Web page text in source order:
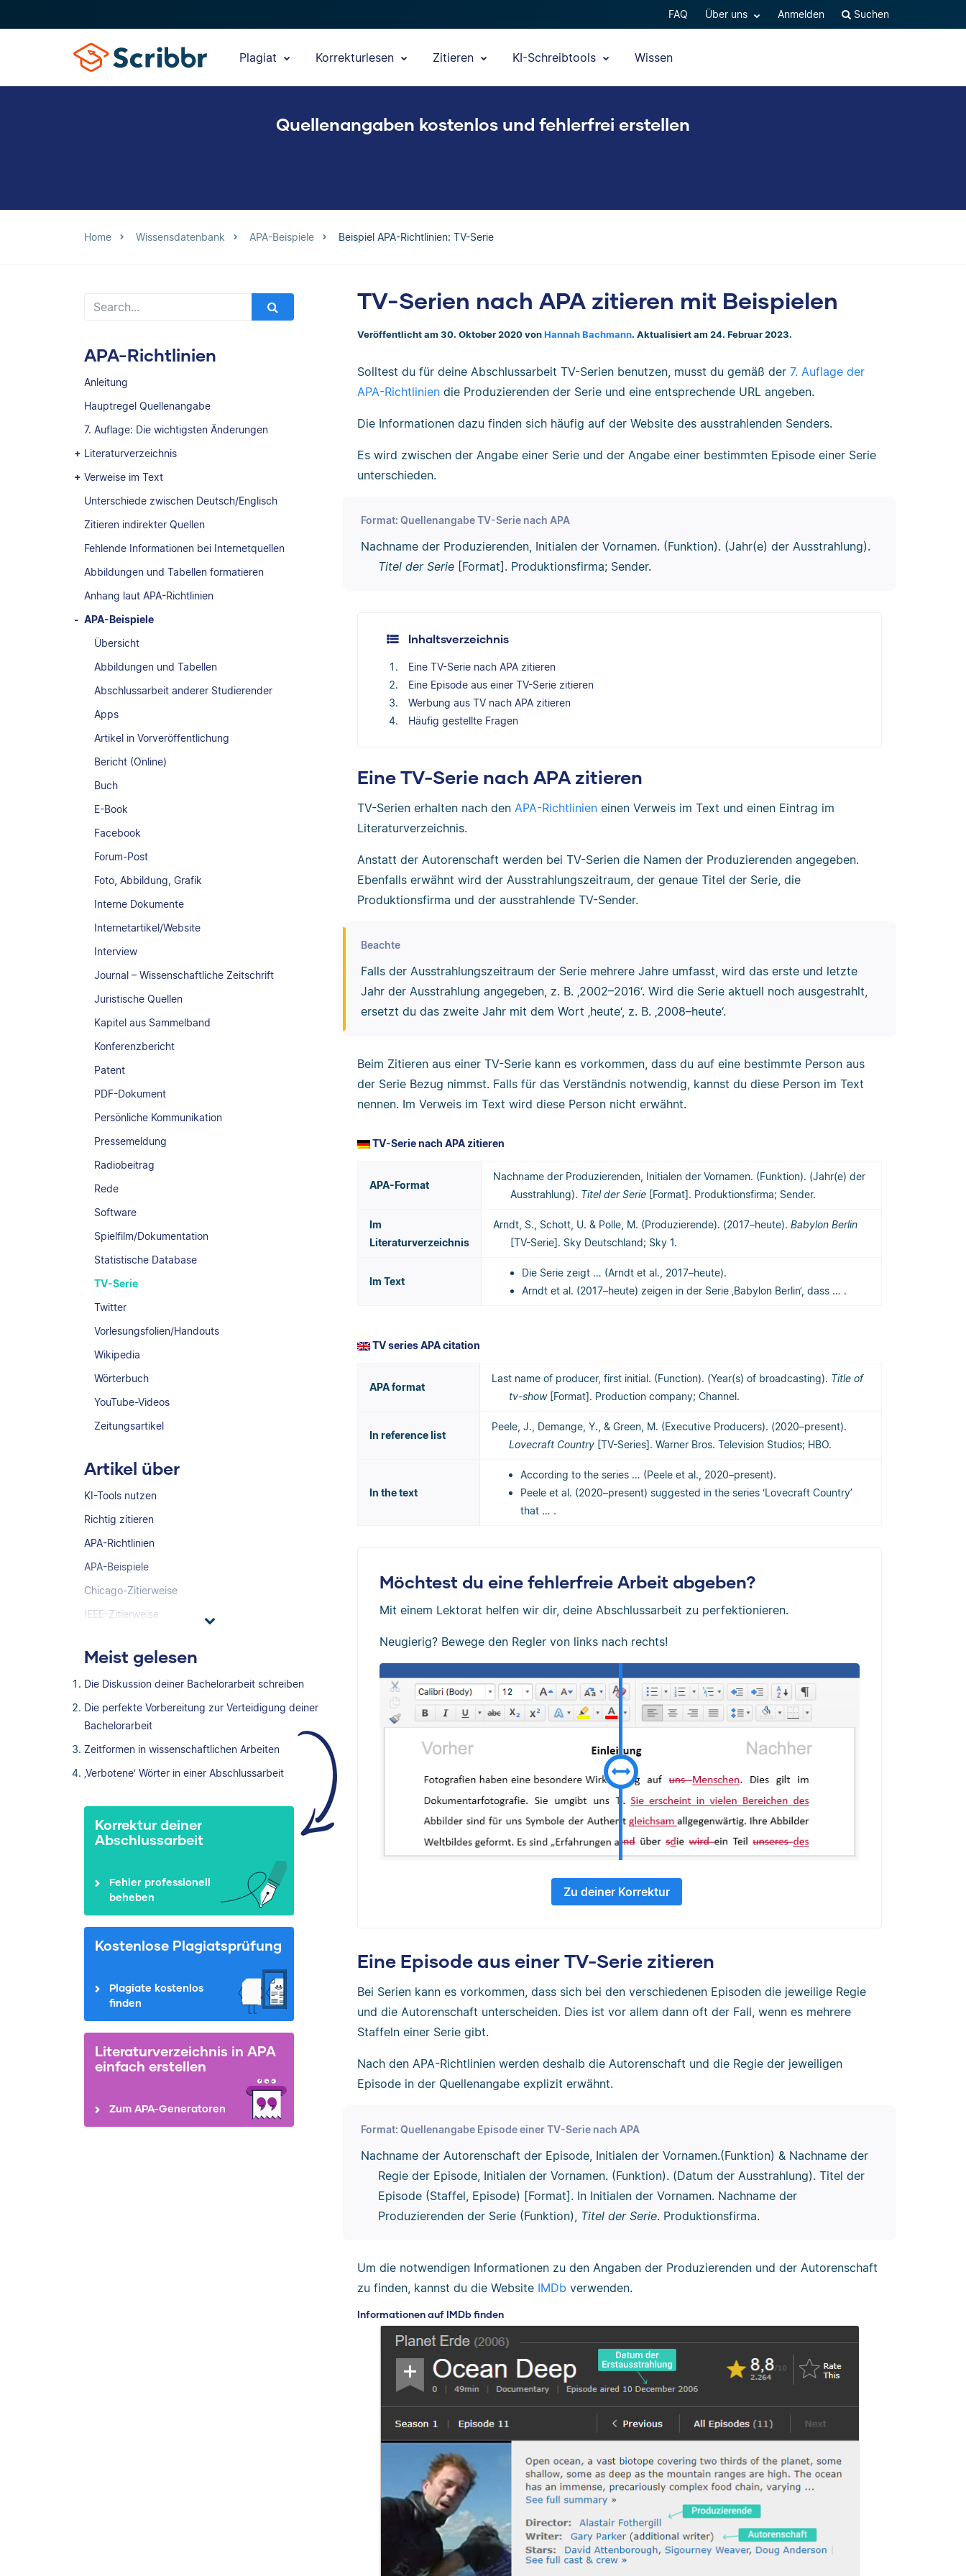
FAQ Über uns Anmelden Suchen
Plagiat Korrekturlesen Zitieren KI-Schreibtools Wissen
Quellenangaben kostenlos und fehlerfrei erstellen
Home Wissensdatenbank APA-Beispiele Beispiel APA-Richtlinien: TV-Serie
APA-Richtlinien
Anleitung
Hauptregel Quellenangabe
7. Auflage: Die wichtigsten Änderungen
Literaturverzeichnis
Verweise im Text
Unterschiede zwischen Deutsch/Englisch
Zitieren indirekter Quellen
Fehlende Informationen bei Internetquellen
Abbildungen und Tabellen formatieren
Anhang laut APA-Richtlinien
APA-Beispiele
Übersicht
Abbildungen und Tabellen
Abschlussarbeit anderer Studierender
Apps
Artikel in Vorveröffentlichung
Bericht (Online)
Buch
E-Book
Facebook
Forum-Post
Foto, Abbildung, Grafik
Interne Dokumente
Internetartikel/Website
Interview
Journal – Wissenschaftliche Zeitschrift
Juristische Quellen
Kapitel aus Sammelband
Konferenzbericht
Patent
PDF-Dokument
Persönliche Kommunikation
Pressemeldung
Radiobeitrag
Rede
Software
Spielfilm/Dokumentation
Statistische Database
TV-Serie
Twitter
Vorlesungsfolien/Handouts
Wikipedia
Wörterbuch
YouTube-Videos
Zeitungsartikel
Artikel über
KI-Tools nutzen
Richtig zitieren
APA-Richtlinien
APA-Beispiele
Chicago-Zitierweise
IEEE-Zitierweise
Meist gelesen
Die Diskussion deiner Bachelorarbeit schreiben
Die perfekte Vorbereitung zur Verteidigung deiner
Bachelorarbeit
Zeitformen in wissenschaftlichen Arbeiten
‚Verbotene‘ Wörter in einer Abschlussarbeit
Korrektur deiner
Abschlussarbeit
Fehler professionell
beheben
Kostenlose Plagiatsprüfung
Plagiate kostenlos
finden
Literaturverzeichnis in APA
einfach erstellen
Zum APA-Generatoren
TV-Serien nach APA zitieren mit Beispielen
Veröffentlicht am 30. Oktober 2020 von Hannah Bachmann. Aktualisiert am 24. Februar 2023.
Solltest du für deine Abschlussarbeit TV-Serien benutzen, musst du gemäß der 7. Auflage der
APA-Richtlinien die Produzierenden der Serie und eine entsprechende URL angeben.
Die Informationen dazu finden sich häufig auf der Website des ausstrahlenden Senders.
Es wird zwischen der Angabe einer Serie und der Angabe einer bestimmten Episode einer Serie
unterschieden.
Format: Quellenangabe TV-Serie nach APA
Nachname der Produzierenden, Initialen der Vornamen. (Funktion). (Jahr(e) der Ausstrahlung).
Titel der Serie [Format]. Produktionsfirma; Sender.
Inhaltsverzeichnis
Eine TV-Serie nach APA zitieren
Eine Episode aus einer TV-Serie zitieren
Werbung aus TV nach APA zitieren
Häufig gestellte Fragen
Eine TV-Serie nach APA zitieren
TV-Serien erhalten nach den APA-Richtlinien einen Verweis im Text und einen Eintrag im
Literaturverzeichnis.
Anstatt der Autorenschaft werden bei TV-Serien die Namen der Produzierenden angegeben.
Ebenfalls erwähnt wird der Ausstrahlungszeitraum, der genaue Titel der Serie, die
Produktionsfirma und der ausstrahlende TV-Sender.
Beachte
Falls der Ausstrahlungszeitraum der Serie mehrere Jahre umfasst, wird das erste und letzte
Jahr der Ausstrahlung angegeben, z. B. ‚2002–2016‘. Wird die Serie aktuell noch ausgestrahlt,
ersetzt du das zweite Jahr mit dem Wort ‚heute‘, z. B. ‚2008–heute‘.
Beim Zitieren aus einer TV-Serie kann es vorkommen, dass du auf eine bestimmte Person aus
der Serie Bezug nimmst. Falls für das Verständnis notwendig, kannst du diese Person im Text
nennen. Im Verweis im Text wird diese Person nicht erwähnt.
TV-Serie nach APA zitieren
APA-Format
Nachname der Produzierenden, Initialen der Vornamen. (Funktion). (Jahr(e) der
Ausstrahlung). Titel der Serie [Format]. Produktionsfirma; Sender.
Im
Literaturverzeichnis
Arndt, S., Schott, U. & Polle, M. (Produzierende). (2017–heute). Babylon Berlin
[TV-Serie]. Sky Deutschland; Sky 1.
Im Text
Die Serie zeigt … (Arndt et al., 2017–heute).
Arndt et al. (2017–heute) zeigen in der Serie ‚Babylon Berlin‘, dass … .
TV series APA citation
APA format
Last name of producer, first initial. (Function). (Year(s) of broadcasting). Title of
tv-show [Format]. Production company; Channel.
In reference list
Peele, J., Demange, Y., & Green, M. (Executive Producers). (2020–present).
Lovecraft Country [TV-Series]. Warner Bros. Television Studios; HBO.
In the text
According to the series … (Peele et al., 2020–present).
Peele et al. (2020–present) suggested in the series ‘Lovecraft Country’
that … .
Möchtest du eine fehlerfreie Arbeit abgeben?
Mit einem Lektorat helfen wir dir, deine Abschlussarbeit zu perfektionieren.
Neugierig? Bewege den Regler von links nach rechts!
Zu deiner Korrektur
Eine Episode aus einer TV-Serie zitieren
Bei Serien kann es vorkommen, dass sich bei den verschiedenen Episoden die jeweilige Regie
und die Autorenschaft unterscheiden. Dies ist vor allem dann oft der Fall, wenn es mehrere
Staffeln einer Serie gibt.
Nach den APA-Richtlinien werden deshalb die Autorenschaft und die Regie der jeweiligen
Episode in der Quellenangabe explizit erwähnt.
Format: Quellenangabe Episode einer TV-Serie nach APA
Nachname der Autorenschaft der Episode, Initialen der Vornamen.(Funktion) & Nachname der
Regie der Episode, Initialen der Vornamen. (Funktion). (Datum der Ausstrahlung). Titel der
Episode (Staffel, Episode) [Format]. In Initialen der Vornamen. Nachname der
Produzierenden der Serie (Funktion), Titel der Serie. Produktionsfirma.
Um die notwendigen Informationen zu den Angaben der Produzierenden und der Autorenschaft
zu finden, kannst du die Website IMDb verwenden.
Informationen auf IMDb finden